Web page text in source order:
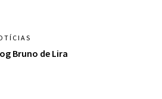
Bruno de Lira